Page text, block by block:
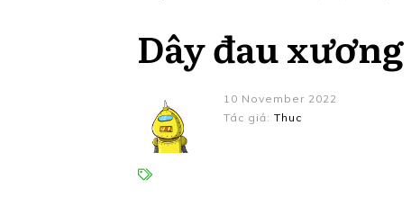
Dây đau xương
10 November 2022
Tác giả: Thuc